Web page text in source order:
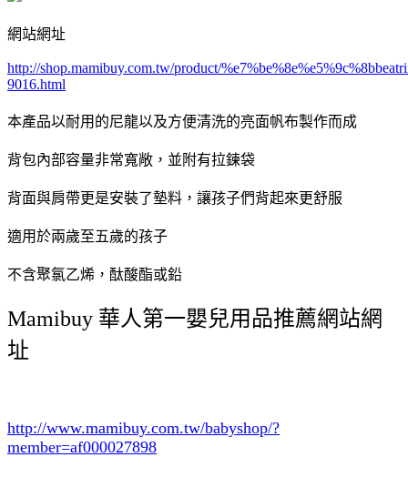
網站網址
http://shop.mamibuy.com.tw/product/
9016.html
本產品以耐用的尼龍以及方便清洗的亮面帆布製作而成
背包內部容量非常寬敞，並附有拉鍊袋
背面與肩帶更是安裝了墊料，讓孩子們背起來更舒服
適用於兩歲至五歲的孩子
不含聚氯乙烯，酞酸酯或鉛
Mamibuy 華人第一嬰兒用品推薦網站網
址
http://www.mamibuy.com.tw/babyshop/?
member=af000027898